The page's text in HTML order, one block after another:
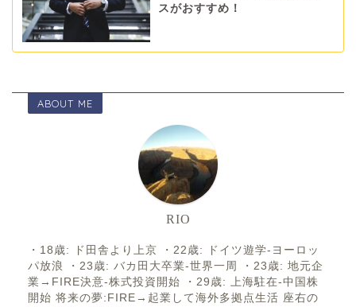
スがおすすめ！
ABOUT ME
RIO
・18歳: ド田舎より上京 ・22歳: ドイツ遊学-ヨーロッ
パ放浪 ・23歳: バカ田大卒業-世界一周 ・23歳: 地元企
業→FIRE決意-株式投資開始 ・29歳: 上海駐在-中国株
開始 将来の夢:FIRE→起業して海外多拠点生活 座右の